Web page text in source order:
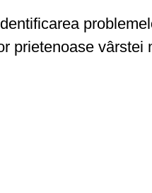
prietenoase vârstei